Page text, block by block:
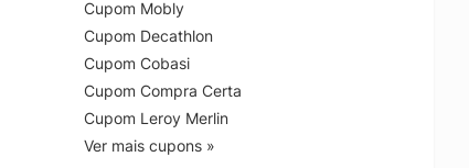
Cupom Mobly
Cupom Decathlon
Cupom Cobasi
Cupom Compra Certa
Cupom Leroy Merlin
Ver mais cupons »